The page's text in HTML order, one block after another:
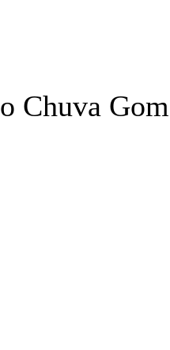
Chuva